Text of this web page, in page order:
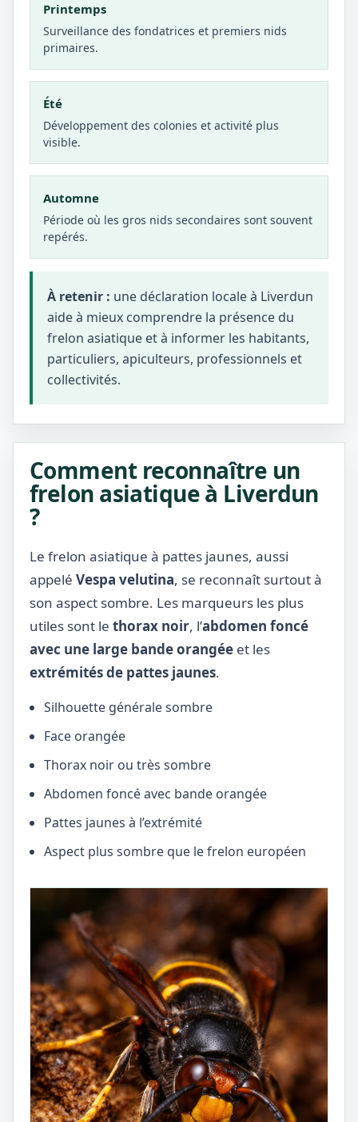
Printemps
Surveillance des fondatrices et premiers nids
primaires.
Été
Développement des colonies et activité plus
visible.
Automne
Période où les gros nids secondaires sont souvent
repérés.
À retenir : une déclaration locale à Liverdun
aide à mieux comprendre la présence du
frelon asiatique et à informer les habitants,
particuliers, apiculteurs, professionnels et
collectivités.
Comment reconnaître un
frelon asiatique à Liverdun
?
Le frelon asiatique à pattes jaunes, aussi
appelé Vespa velutina, se reconnaît surtout à
son aspect sombre. Les marqueurs les plus
utiles sont le thorax noir, l’abdomen foncé
avec une large bande orangée et les
extrémités de pattes jaunes.
Silhouette générale sombre
Face orangée
Thorax noir ou très sombre
Abdomen foncé avec bande orangée
Pattes jaunes à l’extrémité
Aspect plus sombre que le frelon européen